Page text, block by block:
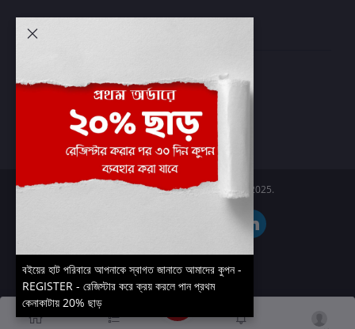
প্রবেশ করুন
অর্ডার ইতিহাস
আমার ইচ্ছাগুলি
অর্ডার ট্র্যাকিং
Boier Haat™ | © All rights reserved 2025.
বইয়ের হাট পরিবারে আপনাকে স্বাগত জানাতে আমাদের কুপন -
REGISTER - রেজিস্টার করে ক্রয় করলে পান প্রথম
কেনাকাটায় 20% ছাড়